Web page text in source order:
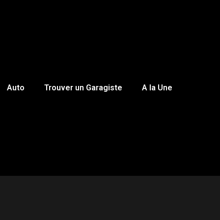
Auto Trouver un Garagiste A la Une